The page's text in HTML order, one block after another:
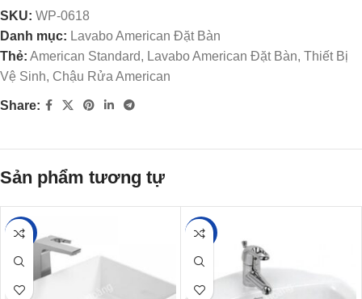
SKU: WP-0618
Danh mục: Lavabo American Đặt Bàn
Thẻ: American Standard, Lavabo American Đặt Bàn, Thiết Bị
Vệ Sinh, Chậu Rửa American
Share:
Sản phẩm tương tự
-14% -38%